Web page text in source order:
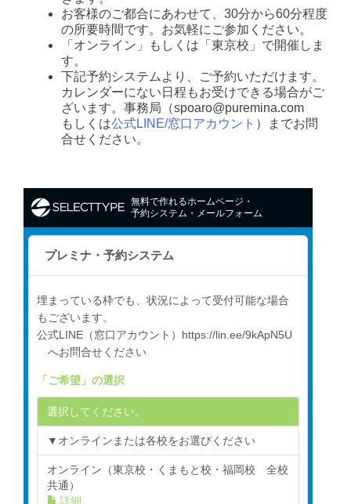
お客様のご都合にあわせて、30分から60分程度
の所要時間です。お気軽にご参加ください。
「オンライン」もしくは「東京校」で開催しま
す。
下記予約システムより、ご予約いただけます。
カレンダーにない日程もお受けできる場合がご
ざいます。事務局（spoaro@puremina.com
もしくは公式LINE/窓口アカウント ）までお問
合せください。